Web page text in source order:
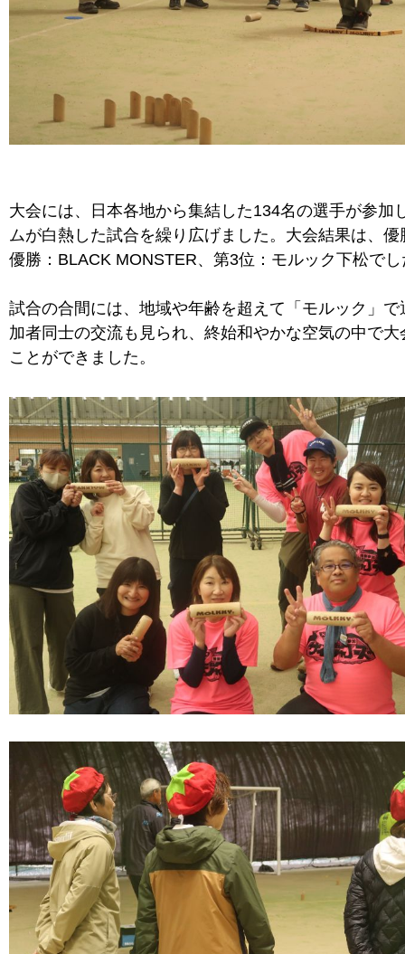
大会には、日本各地から集結した134名の選手が参加
ムが白熱した試合を繰り広げました。大会結果は、優
優勝：BLACK MONSTER、第3位：モルック下松でし
試合の合間には、地域や年齢を超えて「モルック」で
加者同士の交流も見られ、終始和やかな空気の中で大
ことができました。